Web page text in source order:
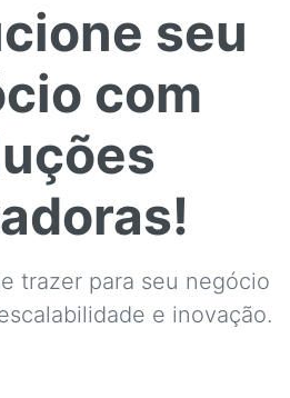
seu
com
trazer para seu negócio
e inovação.